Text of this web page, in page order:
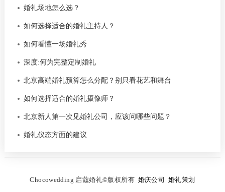
婚礼场地怎么选？
如何选择适合的婚礼主持人？
如何看懂一场婚礼秀
深度:何为完整定制婚礼
北京高端婚礼预算怎么分配？别只看花艺和舞台
如何选择适合的婚礼摄像师？
北京新人第一次见婚礼公司，应该问哪些问题？
婚礼仪态方面的建议
Chocowedding 启蔻婚礼©版权所有 婚庆公司 婚礼策划